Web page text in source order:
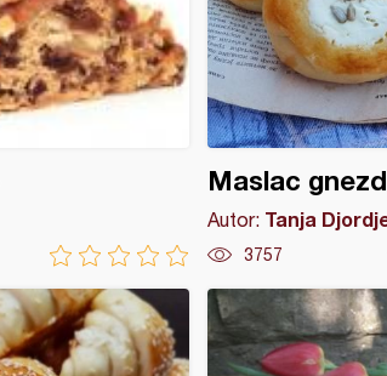
Maslac
Autor: Tanja
3757